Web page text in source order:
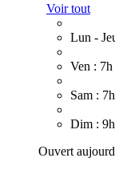
Voir tout
Lun -
Ven :
Sam :
Dim :
Ouvert